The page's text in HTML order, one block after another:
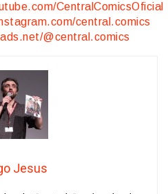
CentralComicsOficial
central.comics
@central.comics
Jesus